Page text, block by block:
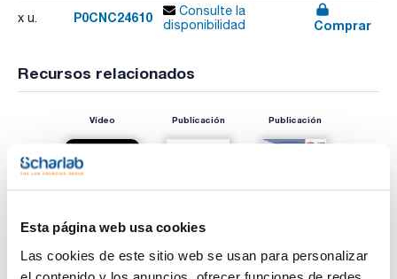
Esta página web usa cookies
Las cookies de este sitio web se usan para personalizar
x u. P0CNC24610
Consulte la
disponibilidad
Comprar
Recursos relacionados
Vídeo Publicación Publicación